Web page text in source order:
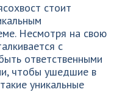
стоит
Несмотря на свою
с
ответственными
чтобы ушедшие в
уникальные